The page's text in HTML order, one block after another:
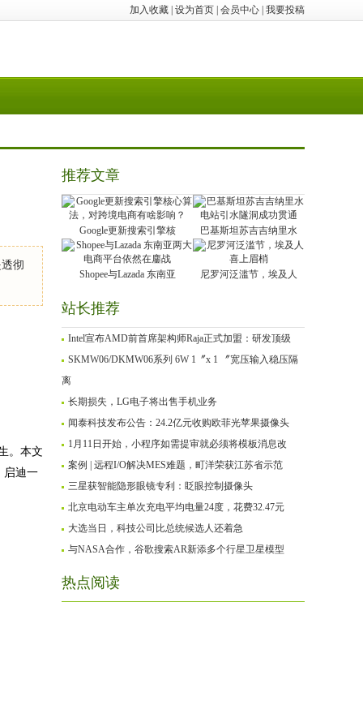
加入收藏 设为首页 会员中心 我要投稿
彻
。本文
启迪一
推荐文章
Google更新搜索引擎核 巴基斯坦苏吉吉纳里水
Shopee与Lazada 东南亚 尼罗河泛滥节，埃及人
站长推荐
Intel宣布AMD前首席架构师Raja正式加盟：研发顶级
SKMW06/DKMW06系列 6W 1〞x 1 〞宽压输入稳压隔
离
长期损失，LG电子将出售手机业务
闻泰科技发布公告：24.2亿元收购欧菲光苹果摄像头
1月11日开始，小程序如需提审就必须将模板消息改
案例 | 远程I/O解决MES难题，町洋荣获江苏省示范
三星获智能隐形眼镜专利：眨眼控制摄像头
北京电动车主单次充电平均电量24度，花费32.47元
大选当日，科技公司比总统候选人还着急
与NASA合作，谷歌搜索AR新添多个行星卫星模型
热点阅读